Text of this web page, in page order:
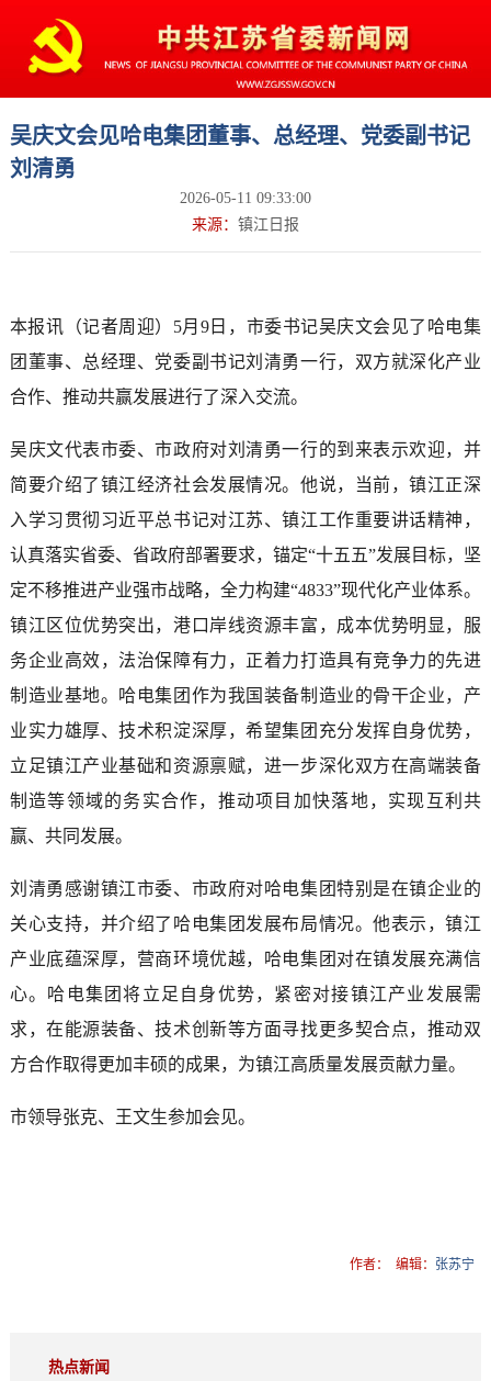
吴庆文会见哈电集团董事、总经理、党委副书记
刘清勇
2026-05-11 09:33:00
来源： 镇江日报
本报讯（记者周迎）5月9日，市委书记吴庆文会见了哈电集
团董事、总经理、党委副书记刘清勇一行，双方就深化产业
合作、推动共赢发展进行了深入交流。
吴庆文代表市委、市政府对刘清勇一行的到来表示欢迎，并
简要介绍了镇江经济社会发展情况。他说，当前，镇江正深
入学习贯彻习近平总书记对江苏、镇江工作重要讲话精神，
认真落实省委、省政府部署要求，锚定“十五五”发展目标，坚
定不移推进产业强市战略，全力构建“4833”现代化产业体系。
镇江区位优势突出，港口岸线资源丰富，成本优势明显，服
务企业高效，法治保障有力，正着力打造具有竞争力的先进
制造业基地。哈电集团作为我国装备制造业的骨干企业，产
业实力雄厚、技术积淀深厚，希望集团充分发挥自身优势，
立足镇江产业基础和资源禀赋，进一步深化双方在高端装备
制造等领域的务实合作，推动项目加快落地，实现互利共
赢、共同发展。
刘清勇感谢镇江市委、市政府对哈电集团特别是在镇企业的
关心支持，并介绍了哈电集团发展布局情况。他表示，镇江
产业底蕴深厚，营商环境优越，哈电集团对在镇发展充满信
心。哈电集团将立足自身优势，紧密对接镇江产业发展需
求，在能源装备、技术创新等方面寻找更多契合点，推动双
方合作取得更加丰硕的成果，为镇江高质量发展贡献力量。
市领导张克、王文生参加会见。
作者： 编辑： 张苏宁
热点新闻